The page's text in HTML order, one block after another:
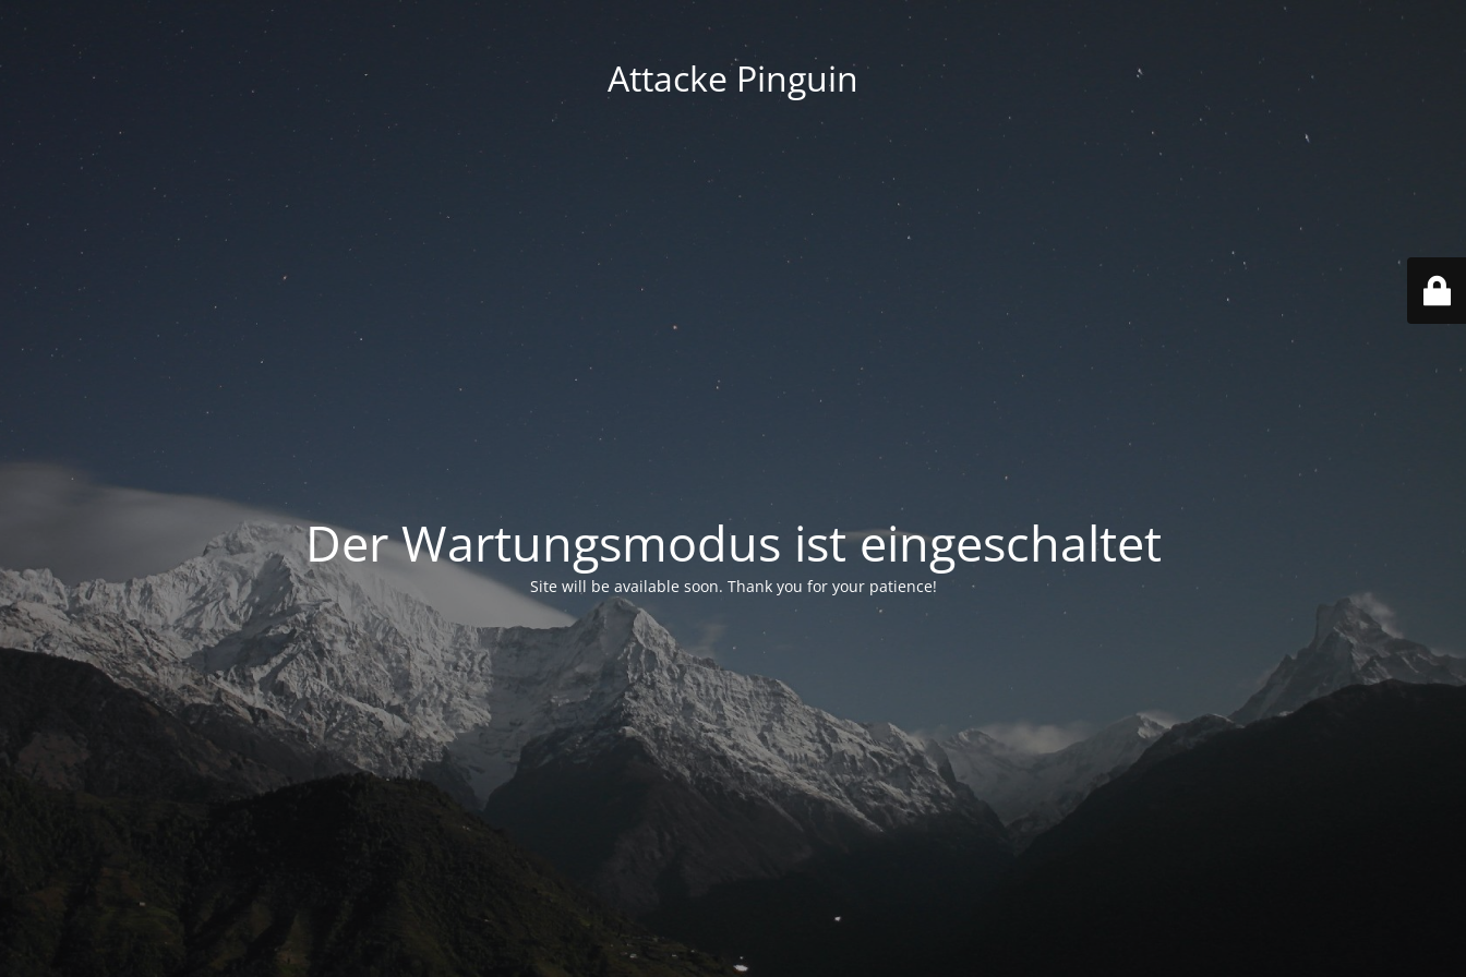
Attacke Pinguin
Der Wartungsmodus ist eingeschaltet
Site will be available soon. Thank you for your patience!